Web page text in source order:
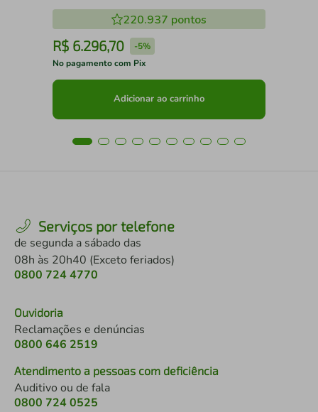
220.937 pontos
R$ 6.296,70 -5%
No pagamento com Pix
Adicionar ao carrinho
Serviços por telefone
de segunda a sábado das
08h às 20h40 (Exceto feriados)
0800 724 4770
Ouvidoria
Reclamações e denúncias
0800 646 2519
Atendimento a pessoas com deficiência
Auditivo ou de fala
0800 724 0525